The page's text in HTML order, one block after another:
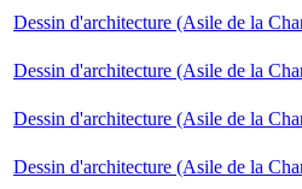
Dessin d'architecture (Asile de la
Dessin d'architecture (Asile de la
Dessin d'architecture (Asile de la
Dessin d'architecture (Asile de la